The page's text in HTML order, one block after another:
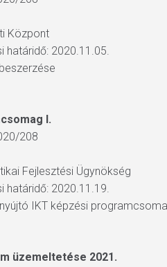
Központ
határidő: 2020.11.05.
I.
208
Fejlesztési Ügynökség
határidő: 2020.11.19.
IKT képzési
üzemeltetése 2021.